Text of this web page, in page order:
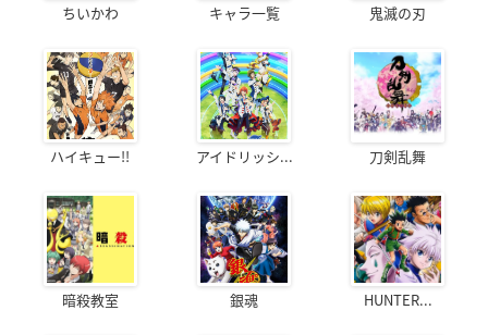
ちいかわ キャラ一覧 鬼滅の刃
ハイキュー!! アイドリッシ... 刀剣乱舞
暗殺教室 銀魂 HUNTER...